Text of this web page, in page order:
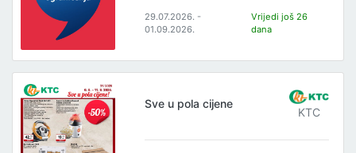
29.07.2026. -
01.09.2026.
Vrijedi još 26
dana
Sve u pola cijene
KTC